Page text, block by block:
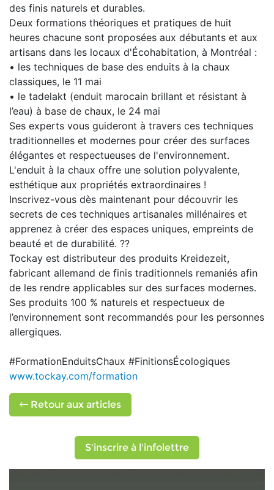
des finis naturels et durables.
Deux formations théoriques et pratiques de huit
heures chacune sont proposées aux débutants et aux
artisans dans les locaux d'Écohabitation, à Montréal :
• les techniques de base des enduits à la chaux
classiques, le 11 mai
• le tadelakt (enduit marocain brillant et résistant à
l’eau) à base de chaux, le 24 mai
Ses experts vous guideront à travers ces techniques
traditionnelles et modernes pour créer des surfaces
élégantes et respectueuses de l'environnement.
L'enduit à la chaux offre une solution polyvalente,
esthétique aux propriétés extraordinaires !
Inscrivez-vous dès maintenant pour découvrir les
secrets de ces techniques artisanales millénaires et
apprenez à créer des espaces uniques, empreints de
beauté et de durabilité. ??
Tockay est distributeur des produits Kreidezeit,
fabricant allemand de finis traditionnels remaniés afin
de les rendre applicables sur des surfaces modernes.
Ses produits 100 % naturels et respectueux de
l’environnement sont recommandés pour les personnes
allergiques.
#FormationEnduitsChaux #FinitionsÉcologiques
www.tockay.com/formation
Retour aux articles
S'inscrire à l'infolettre